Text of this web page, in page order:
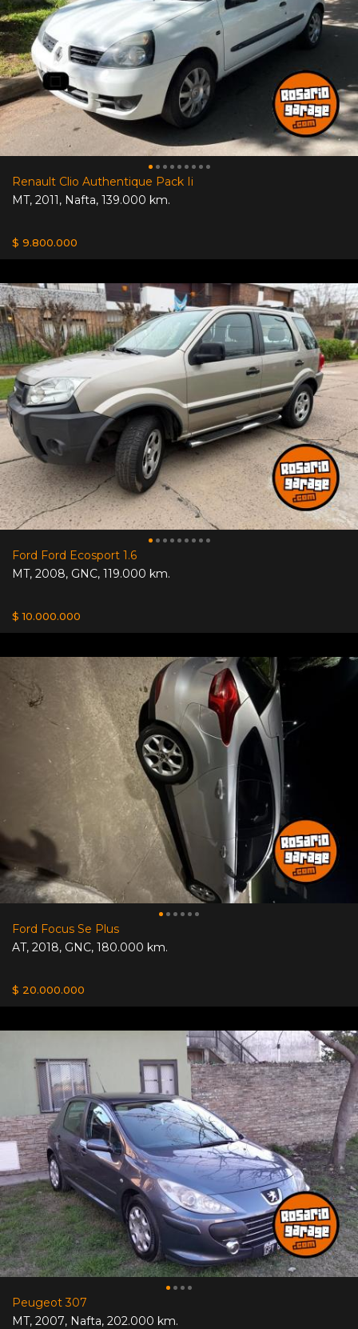
Renault Clio Authentique Pack Ii
MT, 2011, Nafta, 139.000 km.
$ 9.800.000
Ford Ford Ecosport 1.6
MT, 2008, GNC, 119.000 km.
$ 10.000.000
Ford Focus Se Plus
AT, 2018, GNC, 180.000 km.
$ 20.000.000
Peugeot 307
MT, 2007, Nafta, 202.000 km.